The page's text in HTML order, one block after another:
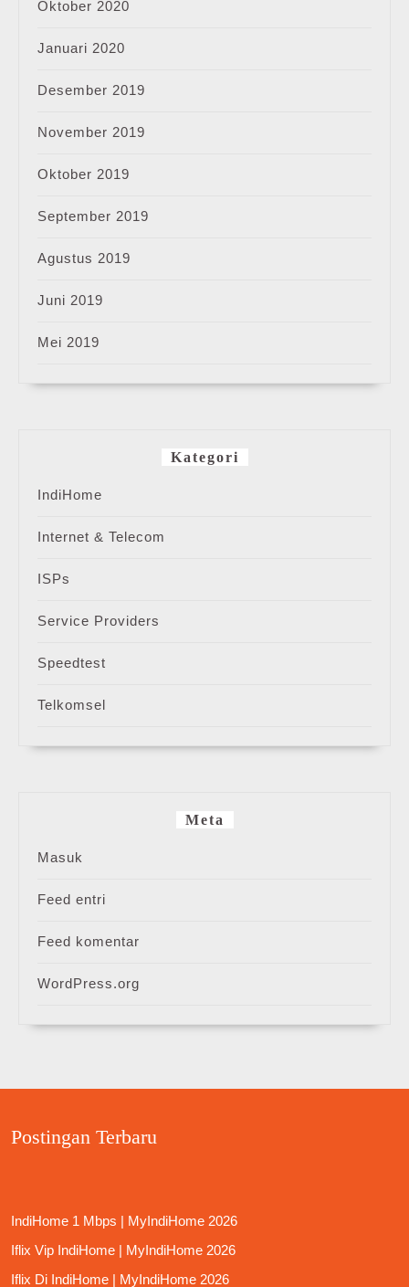
Oktober 2020
Januari 2020
Desember 2019
November 2019
Oktober 2019
September 2019
Agustus 2019
Juni 2019
Mei 2019
Kategori
IndiHome
Internet & Telecom
ISPs
Service Providers
Speedtest
Telkomsel
Meta
Masuk
Feed entri
Feed komentar
WordPress.org
Postingan Terbaru
IndiHome 1 Mbps | MyIndiHome 2026
Iflix Vip IndiHome | MyIndiHome 2026
Iflix Di IndiHome | MyIndiHome 2026